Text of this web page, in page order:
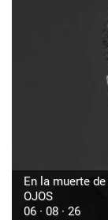
En la muerte
OJOS
06 · 08 · 26